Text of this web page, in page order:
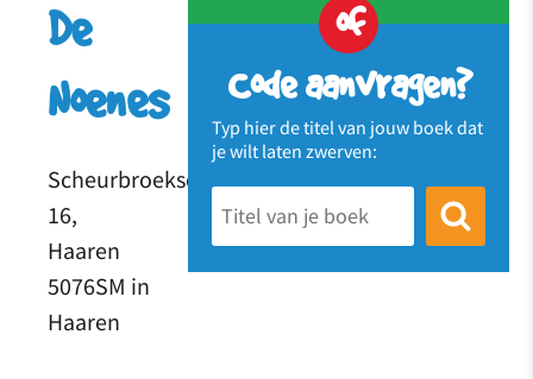
of
Code aanvragen?
Typ hier de titel van jouw boek dat
je wilt laten zwerven:
De
Noenes
Scheurbroeksesteeg
16,
Haaren
5076SM in
Haaren